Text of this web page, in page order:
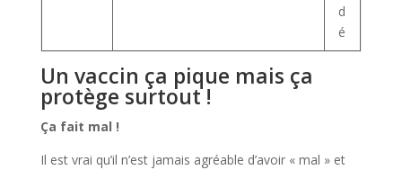
d
é
Un vaccin ça pique mais ça
protège surtout !
Ça fait mal !
Il est vrai qu’il n’est jamais agréable d’avoir « mal » et